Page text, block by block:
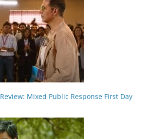
Mixed Public Response First Day